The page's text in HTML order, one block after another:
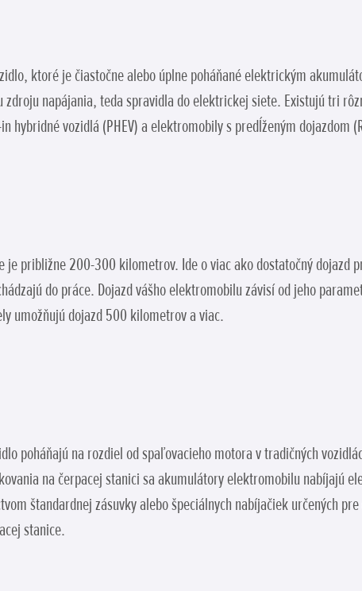
ktoré je čiastočne alebo úplne poháňané elektrickým
napájania, teda spravidla do elektrickej siete. Existujú tri
vozidlá (PHEV) a elektromobily s predĺženým dojazdom
približne 200-300 kilometrov. Ide o viac ako dostatočný dojazd
do práce. Dojazd vášho elektromobilu závisí od jeho
umožňujú dojazd 500 kilometrov a viac.
poháňajú na rozdiel od spaľovacieho motora v tradičných
na čerpacej stanici sa akumulátory elektromobilu nabíjajú
štandardnej zásuvky alebo špeciálnych nabíjačiek určených
stanice.